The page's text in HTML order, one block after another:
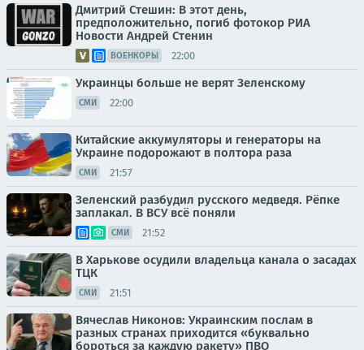
Дмитрий Стешин: В этот день,
предположительно, погиб фотокор РИА
Новости Андрей Стенин
ВОЕНКОРЫ 22:00
Украинцы больше не верят Зеленскому
СМИ 22:00
Китайские аккумуляторы и генераторы на
Украине подорожают в полтора раза
СМИ 21:57
Зеленский разбудил русского медведя. Рёпке
заплакал. В ВСУ всё поняли
СМИ 21:52
В Харькове осудили владельца канала о засадах
ТЦК
СМИ 21:51
Вячеслав Никонов: Украинским послам в
разных странах приходится «буквально
бороться за каждую ракету» ПВО